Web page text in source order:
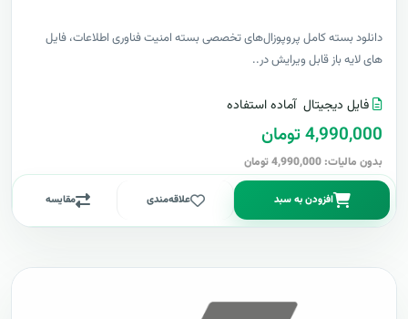
دانلود بسته کامل پروپوزال‌های تخصصی بسته امنیت فناوری اطلاعات، فایل
های لایه باز قابل ویرایش در..
فایل دیجیتال آماده استفاده
4,990,000 تومان
بدون مالیات: 4,990,000 تومان
افزودن به سبد علاقه‌مندی مقایسه